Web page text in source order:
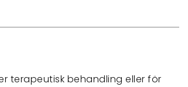
terapeutisk behandling eller för